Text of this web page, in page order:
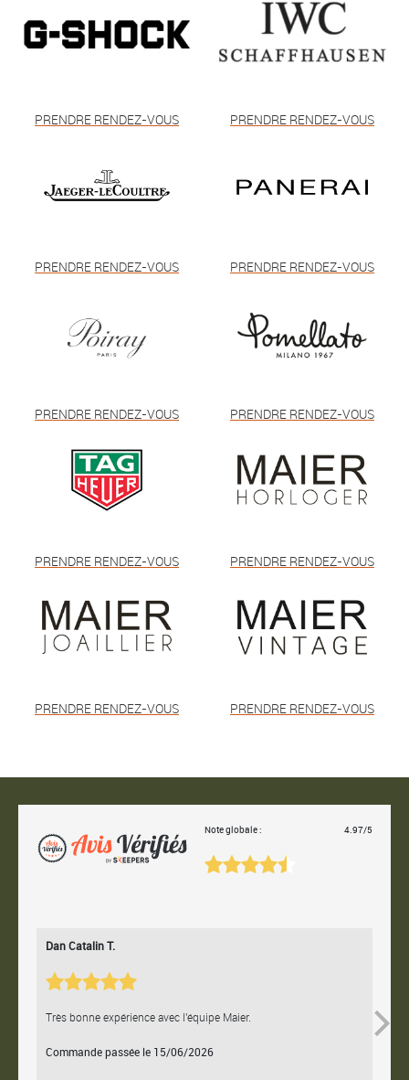
PRENDRE RENDEZ-VOUS PRENDRE RENDEZ-VOUS
PRENDRE RENDEZ-VOUS PRENDRE RENDEZ-VOUS
PRENDRE RENDEZ-VOUS PRENDRE RENDEZ-VOUS
PRENDRE RENDEZ-VOUS PRENDRE RENDEZ-VOUS
PRENDRE RENDEZ-VOUS PRENDRE RENDEZ-VOUS
Note globale : 4.97/5
Dan Catalin T.
Très bonne expérience avec l'équipe Maier.
Commande passée le 15/06/2026